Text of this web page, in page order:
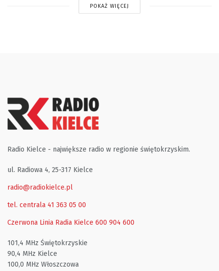
POKAŻ WIĘCEJ
Radio Kielce - największe radio w regionie świętokrzyskim.
ul. Radiowa 4, 25-317 Kielce
radio@radiokielce.pl
tel. centrala 41 363 05 00
Czerwona Linia Radia Kielce 600 904 600
101,4 MHz Świętokrzyskie
90,4 MHz Kielce
100,0 MHz Włoszczowa